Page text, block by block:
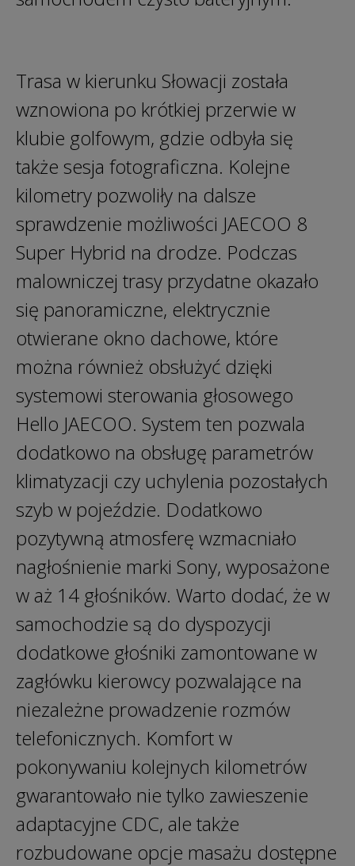
Trasa w kierunku Słowacji została
wznowiona po krótkiej przerwie w
klubie golfowym, gdzie odbyła się
także sesja fotograficzna. Kolejne
kilometry pozwoliły na dalsze
sprawdzenie możliwości JAECOO 8
Super Hybrid na drodze. Podczas
malowniczej trasy przydatne okazało
się panoramiczne, elektrycznie
otwierane okno dachowe, które
można również obsłużyć dzięki
systemowi sterowania głosowego
Hello JAECOO. System ten pozwala
dodatkowo na obsługę parametrów
klimatyzacji czy uchylenia pozostałych
szyb w pojeździe. Dodatkowo
pozytywną atmosferę wzmacniało
nagłośnienie marki Sony, wyposażone
w aż 14 głośników. Warto dodać, że w
samochodzie są do dyspozycji
dodatkowe głośniki zamontowane w
zagłówku kierowcy pozwalające na
niezależne prowadzenie rozmów
telefonicznych. Komfort w
pokonywaniu kolejnych kilometrów
gwarantowało nie tylko zawieszenie
adaptacyjne CDC, ale także
rozbudowane opcje masażu dostępne